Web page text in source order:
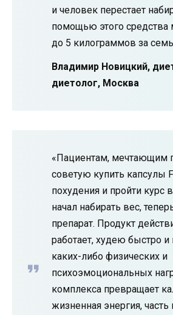
и человек перестает
помощью этого средства
до 5 килограммов за
Владимир Новицкий,
диетолог, Москва
«Пациентам, мечтающим
советую купить капсулы
похудения и пройти курс
начал набирать вес,
препарат. Продукт
работает, худею быстро
каких-либо физических и
психоэмоциональных
комплекса превращает
жизненная энергия, часть